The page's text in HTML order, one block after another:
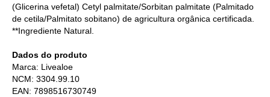
(Glicerina vefetal) Cetyl palmitate/Sorbitan palmitate (Palmitado
de cetila/Palmitato sobitano) de agricultura orgânica certificada.
**Ingrediente Natural.
Dados do produto
Marca: Livealoe
NCM: 3304.99.10
EAN: 7898516730749